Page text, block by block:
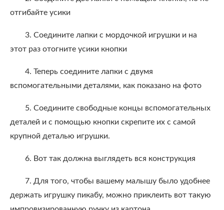
отгибайте усики
3. Соедините лапки с мордочкой игрушки и на
этот раз отогните усики кнопки
4. Теперь соедините лапки с двумя
вспомогательными деталями, как показано на фото
5. Соедините свободные концы вспомогательных
деталей и с помощью кнопки скрепите их с самой
крупной деталью игрушки.
6. Вот так должна выглядеть вся конструкция
7. Для того, чтобы вашему малышу было удобнее
держать игрушку пикабу, можно приклеить вот такую